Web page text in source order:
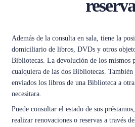
Además de la consulta en sala, tiene la
domiciliario de libros, DVDs y otros
Bibliotecas. La devolución de los mismos
cualquiera de las dos Bibliotecas.
enviados los libros de una Biblioteca a
necesitara.
Puede consultar el estado de sus
realizar renovaciones o reservas a través